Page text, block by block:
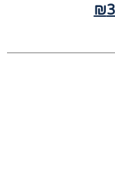
₪